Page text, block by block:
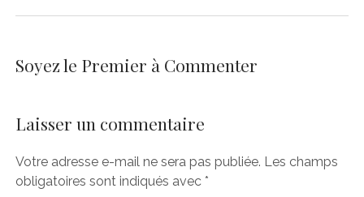
Soyez le Premier à Commenter
Laisser un commentaire
Votre adresse e-mail ne sera pas publiée. Les champs
obligatoires sont indiqués avec *